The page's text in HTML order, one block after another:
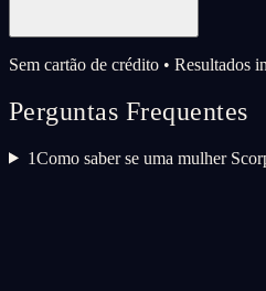
Sem cartão de crédito • Resultados
Perguntas Frequentes
1Como saber se uma mulher